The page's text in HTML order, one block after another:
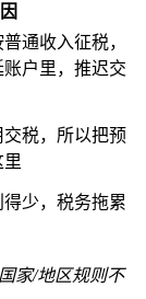
通收入征税，
户里，推迟交
税，所以把预
里
少，税务拖累
家/地区规则不